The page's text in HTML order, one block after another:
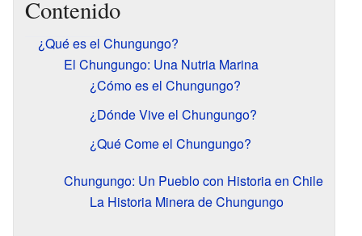
Contenido
¿Qué es el Chungungo?
El Chungungo: Una Nutria Marina
¿Cómo es el Chungungo?
¿Dónde Vive el Chungungo?
¿Qué Come el Chungungo?
Chungungo: Un Pueblo con Historia en Chile
La Historia Minera de Chungungo